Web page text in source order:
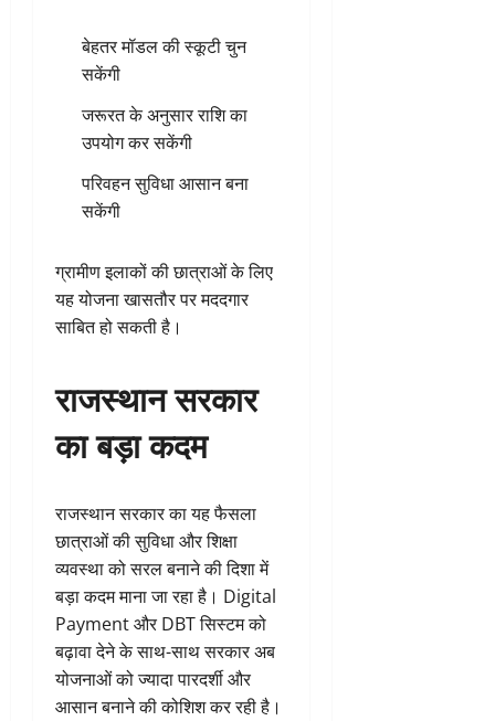
बेहतर मॉडल की स्कूटी चुन
सकेंगी
जरूरत के अनुसार राशि का
उपयोग कर सकेंगी
परिवहन सुविधा आसान बना
सकेंगी
ग्रामीण इलाकों की छात्राओं के लिए
यह योजना खासतौर पर मददगार
साबित हो सकती है।
राजस्थान सरकार
का बड़ा कदम
राजस्थान सरकार का यह फैसला
छात्राओं की सुविधा और शिक्षा
व्यवस्था को सरल बनाने की दिशा में
बड़ा कदम माना जा रहा है। Digital
Payment और DBT सिस्टम को
बढ़ावा देने के साथ-साथ सरकार अब
योजनाओं को ज्यादा पारदर्शी और
आसान बनाने की कोशिश कर रही है।